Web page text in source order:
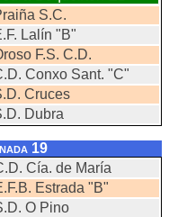
S.C.
Lalín "B"
F.S. C.D.
Conxo Sant. "C"
Cruces
Dubra
19
Cía. de María
Estrada "B"
O Pino